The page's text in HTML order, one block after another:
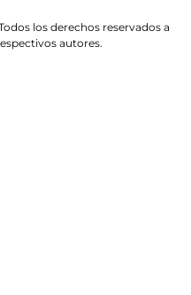
los derechos reservados a
autores.